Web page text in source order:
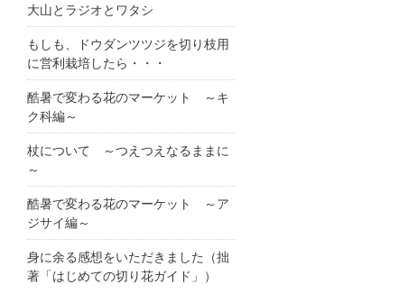
大山とラジオとワタシ
もしも、ドウダンツツジを切り枝用
に営利栽培したら・・・
酷暑で変わる花のマーケット ～キ
ク科編～
杖について ～つえつえなるままに
～
酷暑で変わる花のマーケット ～ア
ジサイ編～
身に余る感想をいただきました（拙
著「はじめての切り花ガイド」）